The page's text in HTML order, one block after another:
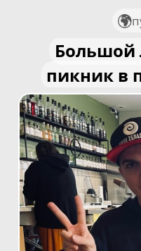
Большой
пикник в